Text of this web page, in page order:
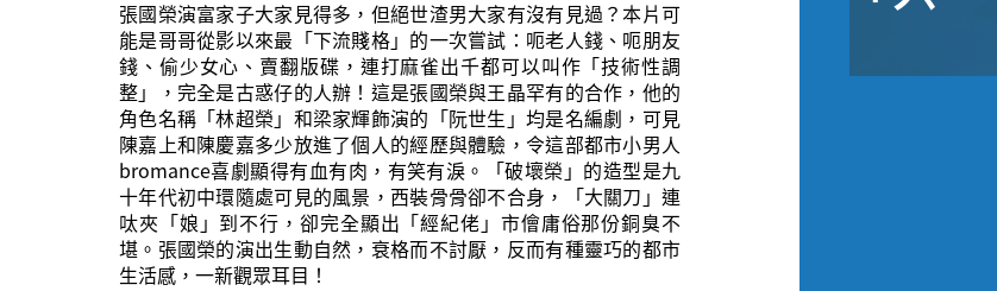
張國榮演富家子大家見得多，但絕世渣男大家有沒有見過？本片可
能是哥哥從影以來最「下流賤格」的一次嘗試：呃老人錢、呃朋友
錢、偷少女心、賣翻版碟，連打麻雀出千都可以叫作「技術性調
整」，完全是古惑仔的人辦！這是張國榮與王晶罕有的合作，他的
角色名稱「林超榮」和梁家輝飾演的「阮世生」均是名編劇，可見
陳嘉上和陳慶嘉多少放進了個人的經歷與體驗，令這部都市小男人
bromance喜劇顯得有血有肉，有笑有淚。「破壞榮」的造型是九
十年代初中環隨處可見的風景，西裝骨骨卻不合身，「大關刀」連
呔夾「娘」到不行，卻完全顯出「經紀佬」市儈庸俗那份銅臭不
堪。張國榮的演出生動自然，衰格而不討厭，反而有種靈巧的都市
生活感，一新觀眾耳目！